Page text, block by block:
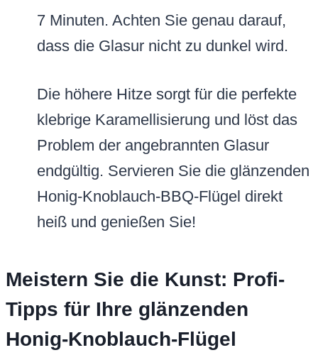
7 Minuten. Achten Sie genau darauf,
dass die Glasur nicht zu dunkel wird.
Die höhere Hitze sorgt für die perfekte
klebrige Karamellisierung und löst das
Problem der angebrannten Glasur
endgültig. Servieren Sie die glänzenden
Honig-Knoblauch-BBQ-Flügel direkt
heiß und genießen Sie!
Meistern Sie die Kunst: Profi-
Tipps für Ihre glänzenden
Honig-Knoblauch-Flügel